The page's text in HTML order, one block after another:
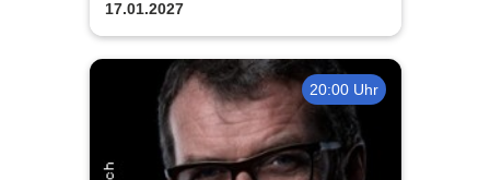
17.01.2027
20:00 Uhr